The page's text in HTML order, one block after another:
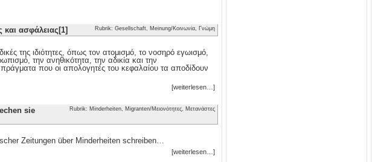
Rubrik: Gesellschaft, Meinung/Κοινωνία, Γνώμη
και ασφάλειας[1]
της ιδιότητες, όπως τον ατομισμό, το νοσηρό εγωισμό,
την ανηθικότητα, την αδικία και την
που οι απολογητές του κεφαλαίου τα αποδίδουν
[weiterlesen…]
Rubrik: Minderheiten, Migranten/Μειονότητες, Μετανάστες
sie
Zeitungen über Minderheiten schreiben…
[weiterlesen…]